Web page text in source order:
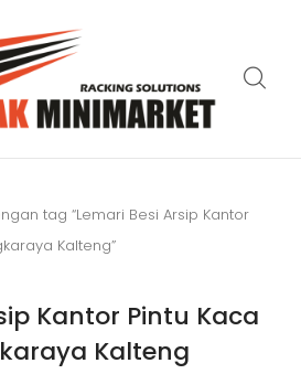
tag “Lemari Besi Arsip Kantor
Kalteng”
Kantor Pintu Kaca
Kalteng